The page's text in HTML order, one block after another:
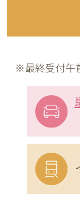
※最終受付午